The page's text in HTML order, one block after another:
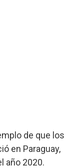
de que los
en Paraguay,
año 2020.